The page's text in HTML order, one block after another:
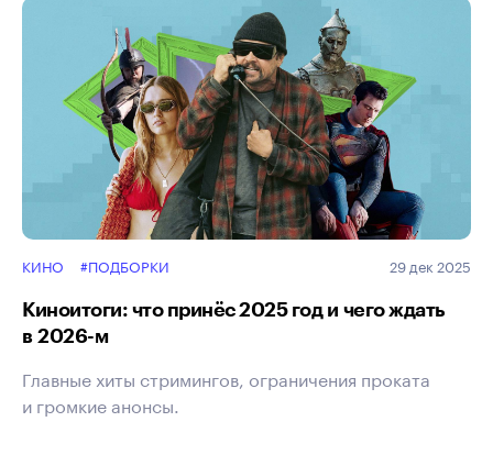
КИНО #ПОДБОРКИ 29 дек 2025
Киноитоги: что принёс 2025 год и чего ждать
в 2026 - м
Главные хиты стримингов, ограничения проката
и громкие анонсы.